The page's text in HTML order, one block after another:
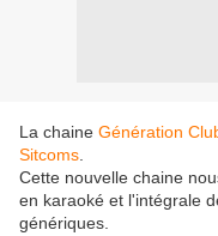
La chaine Génération
Sitcoms
Cette nouvelle chaine
en karaoké et l'intégrale
génériques.